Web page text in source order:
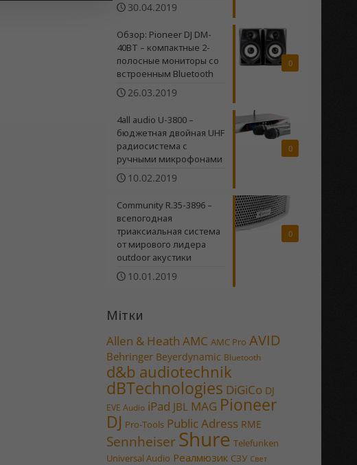
30.04.2019
0
Обзор: Pioneer DJ DM-
40BT – компактные 2-
полосные мониторы со
встроенным Bluetooth
26.03.2019
0
4all audio U-3800 –
бюджетная двойная UHF
радиосистема c
ручными микрофонами
10.02.2019
0
Community R.35-3896 –
всепогодная
триаксиальная система
от мирового лидера
outdoor акустики
10.01.2019
Мітки
Allen & Heath AMC AMC Pro AVID
Behringer Beyerdynamic Bluetooth
d&b audiotechnik
dBTechnologies DiGiCo DJ
EVE Audio iPad JBL MAG Pioneer
DJ Pro-Tools Public Adress RME
Sennheiser Shure Telefunken
Universal Audio Реалмюзик СЗУ Свет